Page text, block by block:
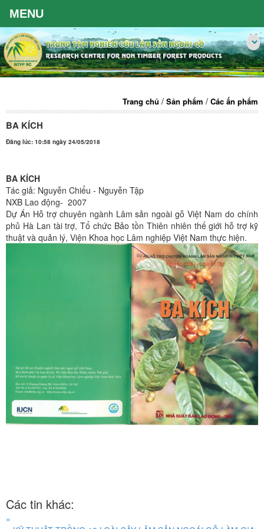
Trang chủ / Sản phẩm / Các ấn phẩm
BA KÍCH
Đăng lúc: 10:58 ngày 24/05/2018
BA KÍCH
Tác giả: Nguyễn Chiểu - Nguyễn Tập
NXB Lao động- 2007
Dự Án Hỗ trợ chuyên ngành Lâm sản ngoài gỗ Việt Nam do chính
phủ Hà Lan tài trợ, Tổ chức Bảo tồn Thiên nhiên thế giới hỗ trợ kỹ
thuật và quản lý, Viện Khoa học Lâm nghiệp Việt Nam thực hiện.
Các tin khác:
»